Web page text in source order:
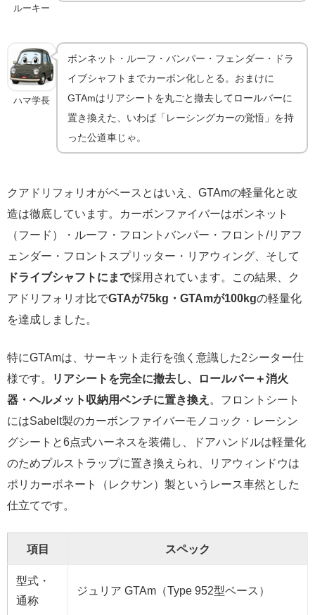
ルーキー
ハマ学長
ボンネット・ルーフ・バンパー・フェンダー・ドラ
イブシャフトまでカーボン化しとる。おまけに
GTAmはリアシートを丸ごと撤去してロールバーに
置き換えた、いわば「レーシングカーの覚悟」を持
った公道車じゃ。
クアドリフォリオがベースとはいえ、GTAmの軽量化と改
造は徹底しています。カーボンファイバーはボンネット
（フード）・ルーフ・フロントバンパー・フロント/リアフ
ェンダー・フロントスプリッター・リアウィング、そして
ドライブシャフトにまで採用されています。この結果、ク
アドリフォリオ比でGTAが75kg・GTAmが100kgの軽量化
を達成しました。
特にGTAmは、サーキット走行を強く意識した2シーター仕
様です。
リアシートを完全に撤去し、ロールバー＋消火
器・ヘルメット収納用ベンチに置き換え 。フロントシート
にはSabelt製のカーボンファイバーモノコック・レーシン
グシートと6点式ハーネスを装備し、ドアハンドルは軽量化
のためプルストラップに置き換えられ、リアウィンドウは
ポリカーボネート（レクサン）製というレース車然とした
仕立てです。
項目 スペック
型式・
通称
ジュリア GTAm（Type 952型ベース）